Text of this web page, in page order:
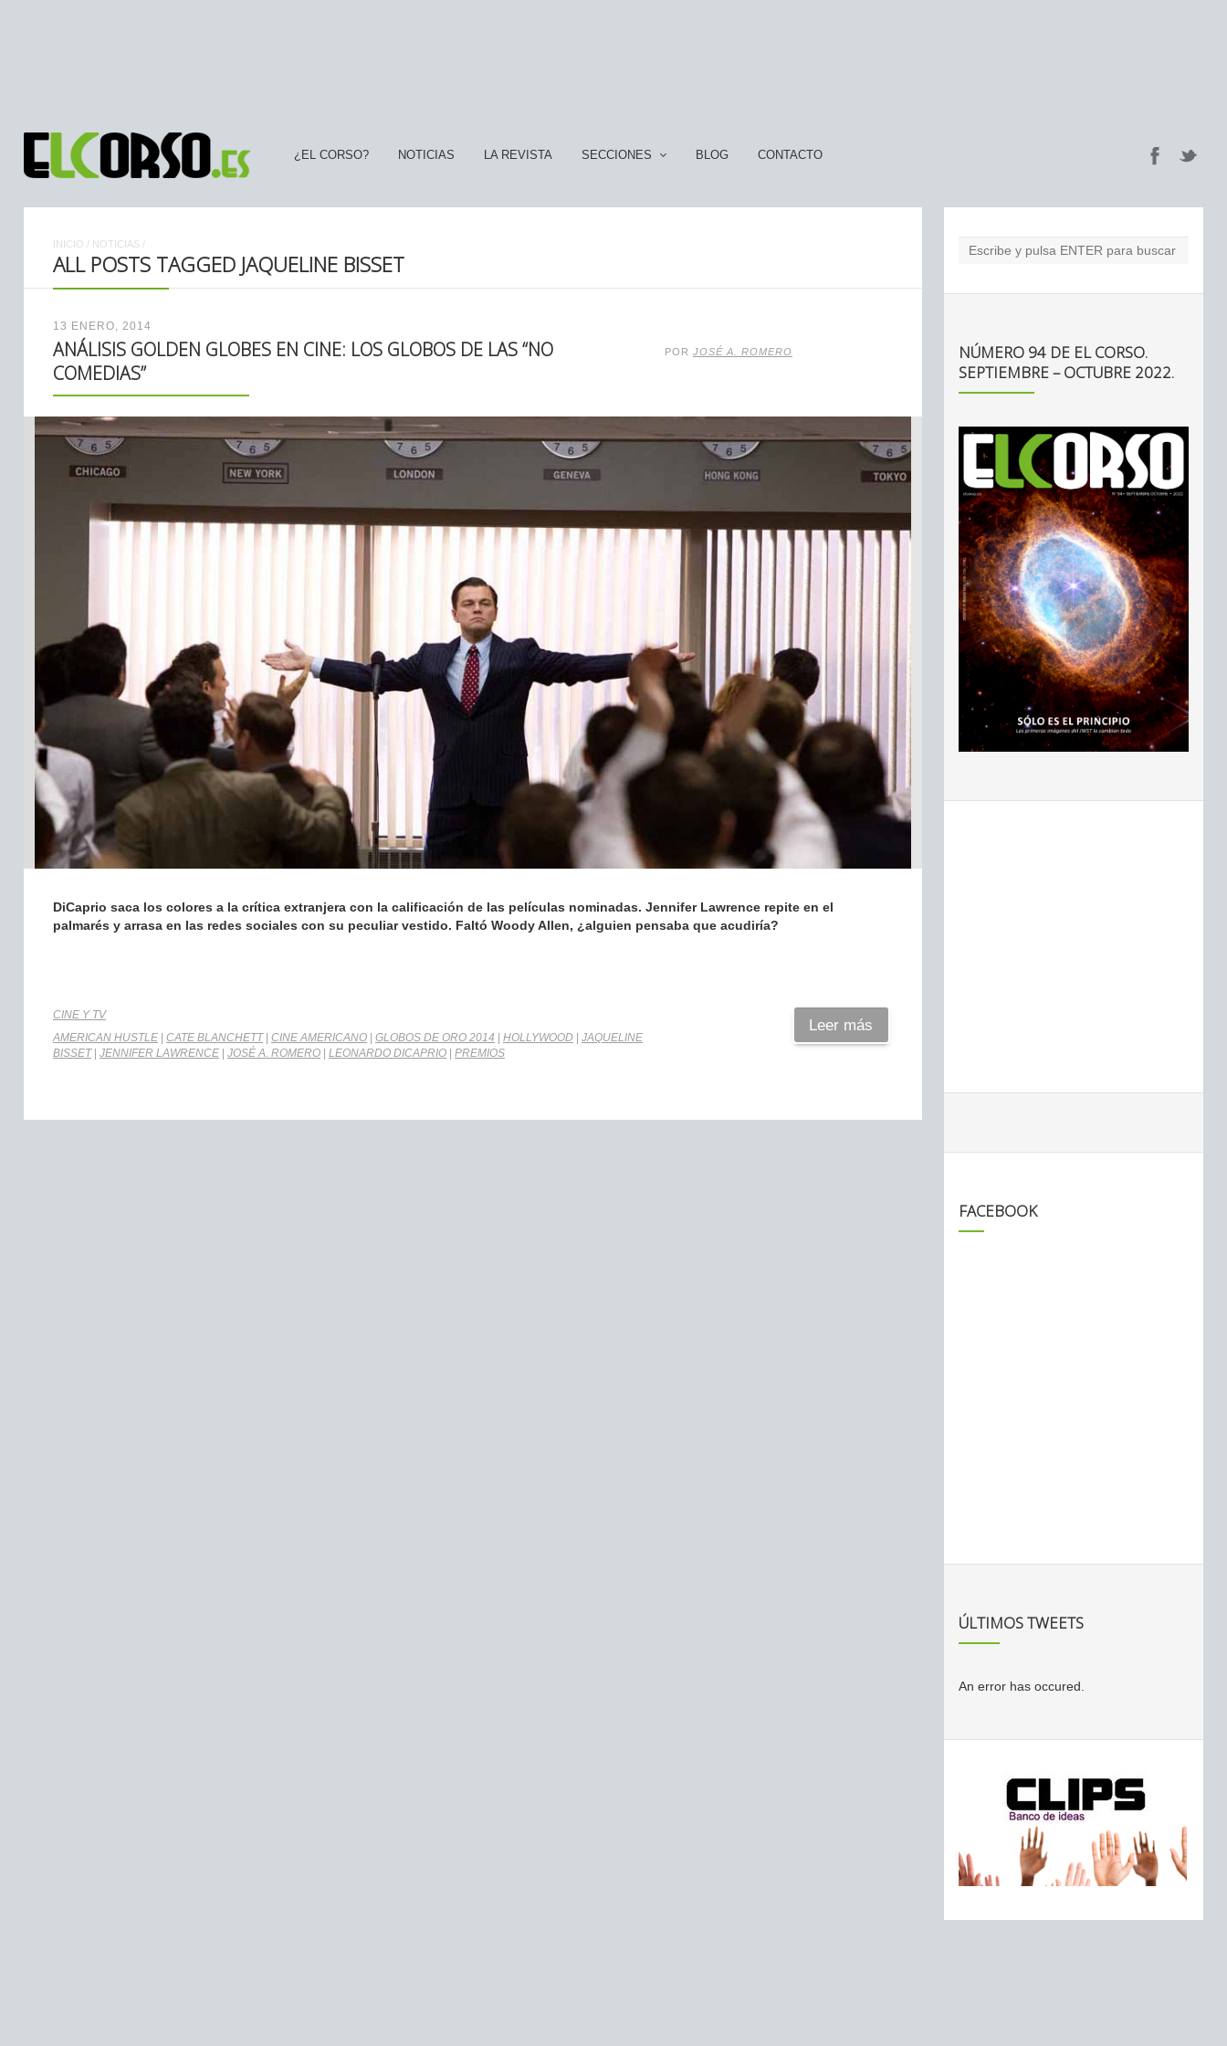
¿EL CORSO? NOTICIAS LA REVISTA SECCIONES BLOG CONTACTO
INICIO / NOTICIAS /
ALL POSTS TAGGED JAQUELINE BISSET
13 ENERO, 2014
ANÁLISIS GOLDEN GLOBES EN CINE: LOS GLOBOS DE LAS “NO
COMEDIAS”
POR JOSÉ A. ROMERO
DiCaprio saca los colores a la crítica extranjera con la calificación de las películas nominadas. Jennifer Lawrence repite en el
palmarés y arrasa en las redes sociales con su peculiar vestido. Faltó Woody Allen, ¿alguien pensaba que acudiría?
CINE Y TV
AMERICAN HUSTLE
CATE BLANCHETT| CINE AMERICANO GLOBOS DE ORO 2014 HOLLYWOOD
JAQUELINE
BISSET| JENNIFER LAWRENCE JOSÉ A. ROMERO LEONARDO DICAPRIO PREMIOS
Leer más
NÚMERO 94 DE EL CORSO.
SEPTIEMBRE – OCTUBRE 2022.
FACEBOOK
ÚLTIMOS TWEETS
An error has occured.